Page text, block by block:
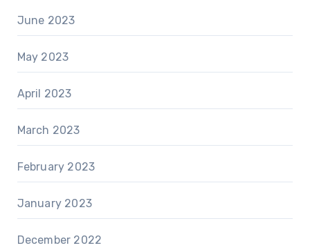
June 2023
May 2023
April 2023
March 2023
February 2023
January 2023
December 2022